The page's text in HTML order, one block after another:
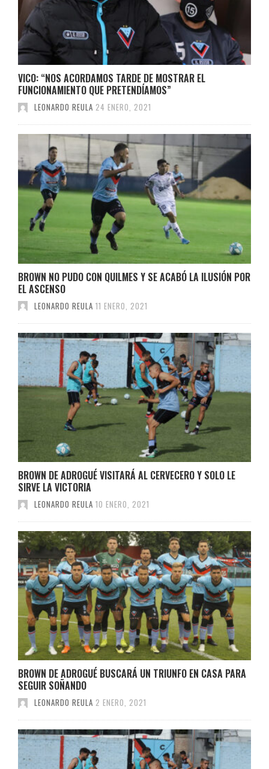
VICO: “NOS ACORDAMOS TARDE DE MOSTRAR EL
FUNCIONAMIENTO QUE PRETENDÍAMOS”
LEONARDO REULA 24 ENERO, 2021
BROWN NO PUDO CON QUILMES Y SE ACABÓ LA ILUSIÓN POR
EL ASCENSO
LEONARDO REULA 11 ENERO, 2021
BROWN DE ADROGUÉ VISITARÁ AL CERVECERO Y SOLO LE
SIRVE LA VICTORIA
LEONARDO REULA 10 ENERO, 2021
BROWN DE ADROGUÉ BUSCARÁ UN TRIUNFO EN CASA PARA
SEGUIR SOÑANDO
LEONARDO REULA 2 ENERO, 2021